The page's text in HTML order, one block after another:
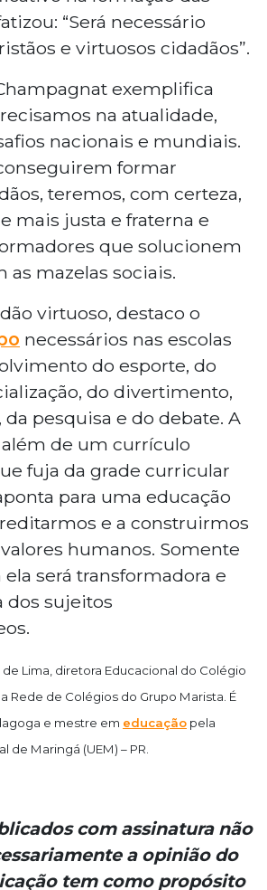
“Será necessário
e virtuosos cidadãos”.
exemplifica
na atualidade,
nacionais e mundiais.
formar
teremos, com certeza,
mais justa e fraterna e
que solucionem
mazelas sociais.
virtuoso, destaco o
necessários nas escolas
do esporte, do
do divertimento,
pesquisa e do debate. A
de um currículo
fuja da grade curricular
para uma educação
e a construirmos
humanos. Somente
será transformadora e
dos sujeitos
Lima, diretora Educacional do Colégio
Rede de Colégios do Grupo Marista. É
e mestre em educação pela
de Maringá (UEM) – PR.
com assinatura não
a opinião do
tem como propósito